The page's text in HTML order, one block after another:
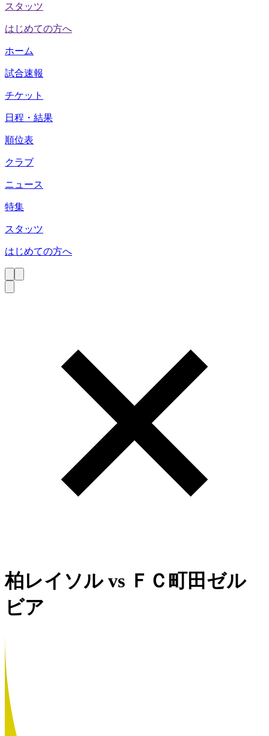
スタッツ
はじめての方へ
ホーム
試合速報
チケット
日程・結果
順位表
クラブ
ニュース
特集
スタッツ
はじめての方へ
柏レイソルvs ＦＣ町田ゼル
ビア